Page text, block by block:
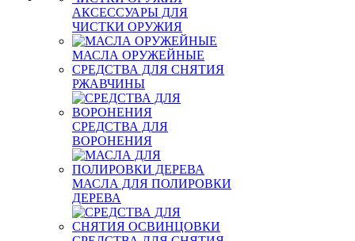
АКСЕССУАРЫ ДЛЯ
ЧИСТКИ ОРУЖИЯ
МАСЛА ОРУЖЕЙНЫЕ
СРЕДСТВА ДЛЯ СНЯТИЯ
РЖАВЧИНЫ
СРЕДСТВА ДЛЯ
ВОРОНЕНИЯ
МАСЛА ДЛЯ ПОЛИРОВКИ
ДЕРЕВА